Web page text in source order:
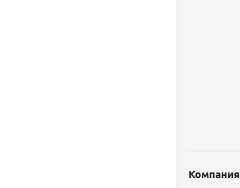
Компания